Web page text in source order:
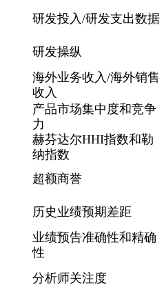
研发投入/研发支出数据
研发操纵
海外业务收入/海外销售
收入
产品市场集中度和竞争
力
赫芬达尔HHI指数和勒
纳指数
超额商誉
历史业绩预期差距
业绩预告准确性和精确
性
分析师关注度